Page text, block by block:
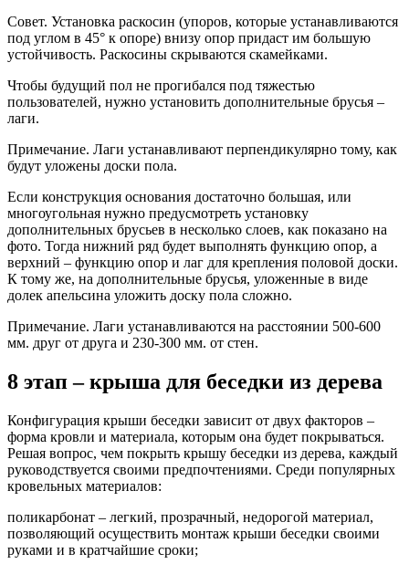
Совет. Установка раскосин (упоров, которые устанавливаются
под углом в 45° к опоре) внизу опор придаст им большую
устойчивость. Раскосины скрываются скамейками.
Чтобы будущий пол не прогибался под тяжестью
пользователей, нужно установить дополнительные брусья –
лаги.
Примечание. Лаги устанавливают перпендикулярно тому, как
будут уложены доски пола.
Если конструкция основания достаточно большая, или
многоугольная нужно предусмотреть установку
дополнительных брусьев в несколько слоев, как показано на
фото. Тогда нижний ряд будет выполнять функцию опор, а
верхний – функцию опор и лаг для крепления половой доски.
К тому же, на дополнительные брусья, уложенные в виде
долек апельсина уложить доску пола сложно.
Примечание. Лаги устанавливаются на расстоянии 500-600
мм. друг от друга и 230-300 мм. от стен.
8 этап – крыша для беседки из дерева
Конфигурация крыши беседки зависит от двух факторов –
форма кровли и материала, которым она будет покрываться.
Решая вопрос, чем покрыть крышу беседки из дерева, каждый
руководствуется своими предпочтениями. Среди популярных
кровельных материалов:
поликарбонат – легкий, прозрачный, недорогой материал,
позволяющий осуществить монтаж крыши беседки своими
руками и в кратчайшие сроки;